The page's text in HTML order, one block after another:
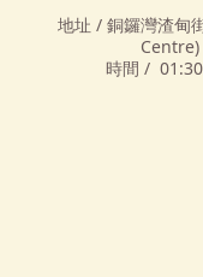
地址 / 銅鑼灣渣甸
Centre)
時間 /